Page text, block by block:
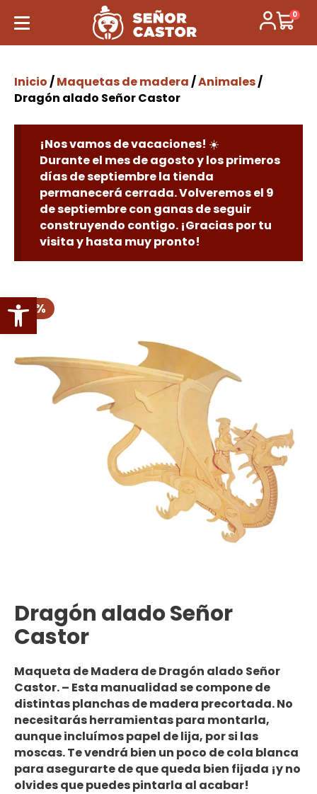
Abrir barra de herramientas
0
Inicio/Maquetas de madera/Animales/
Dragón alado Señor Castor
¡Nos vamos de vacaciones! ☀️
Durante el mes de agosto y los primeros
días de septiembre la tienda
permanecerá cerrada. Volveremos el 9
de septiembre con ganas de seguir
construyendo contigo. ¡Gracias por tu
visita y hasta muy pronto!
29 %
Dragón alado Señor
Castor
Maqueta de Madera de Dragón alado Señor
Castor. – Esta manualidad se compone de
distintas planchas de madera precortada.No
necesitarás herramientaspara montarla,
aunque incluímos papel de lija, por si las
moscas. Te vendrá bien un poco decola blanca
para asegurarte de que queda bien fijada ¡y no
olvides quepuedes pintarla al acabar!